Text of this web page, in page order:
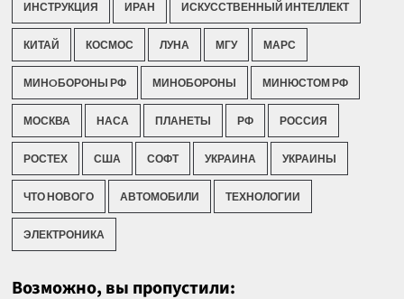
ИНСТРУКЦИЯ ИРАН ИСКУССТВЕННЫЙ ИНТЕЛЛЕКТ
КИТАЙ КОСМОС ЛУНА МГУ МАРС
МИНOБОРОНЫ РФ МИНОБОРОНЫ МИНЮСТОМ РФ
МОСКВА НАСА ПЛАНЕТЫ РФ РОССИЯ
РОСТЕХ США СОФТ УКРАИНА УКРАИНЫ
ЧТО НОВОГО АВТОМОБИЛИ ТЕХНОЛОГИИ
ЭЛЕКТРОНИКА
Возможно, вы пропустили: